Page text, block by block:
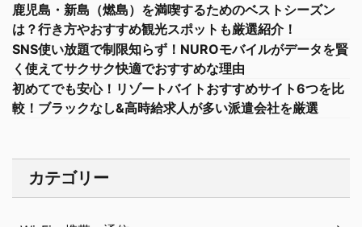
鹿児島・新島（燃島）を満喫するためのベストシーズン
は？行き方やおすすめ観光スポットも厳選紹介！
SNS使い放題で制限知らず！NUROモバイルがデータを賢
く使えてサクサク快適でおすすめな理由
初めてでも安心！リゾートバイトおすすめサイト6つを比
較！ブラックなし&高時給求人が多い派遣会社を厳選
カテゴリー